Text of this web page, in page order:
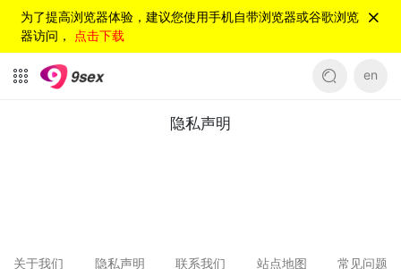
为了提高浏览器体验，建议您使用手机自带浏览器或谷歌浏览
器访问， 点击下载
en
隐私声明
关于我们 隐私声明 联系我们 站点地图 常见问题